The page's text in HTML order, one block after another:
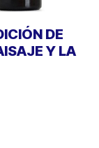
DE
Y LA